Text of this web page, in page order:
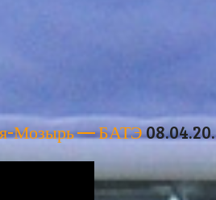
Мозырь — БАТЭ08.04.20.